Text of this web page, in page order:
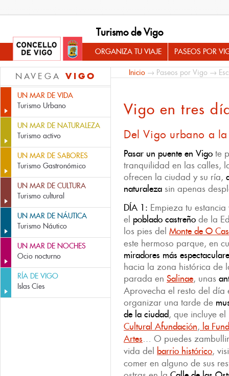
Turismo de Vigo
ORGANIZA TU VIAJE PASEOS POR
NAVEGA VIGO
UN MAR DE VIDA
Turismo Urbano
UN MAR DE NATURALEZA
Turismo activo
UN MAR DE SABORES
Turismo Gastronómico
UN MAR DE CULTURA
Turismo cultural
UN MAR DE NÁUTICA
Turismo Náutico
UN MAR DE NOCHES
Ocio nocturno
RÍA DE VIGO
Islas Cíes
Inicio → Paseos por Vigo →
Vigo en tres
Del Vigo urbano a
Pasar un puente en Vigo te
tranquilidad en las calles,
ofrecen la ciudad y su ría,
naturaleza sin apenas
DÍA 1: Empieza tu
el poblado castreño de la
los pies del Monte de O
este hermoso parque, en
miradores más
hacia la zona histórica de
parada en Salinae, unas
Aprovecha el resto del día
organizar una tarde de
de la ciudad, que incluye
Cultural Afundación, la
Artes… O puedes
vida del barrio histórico,
comer en alguno de sus